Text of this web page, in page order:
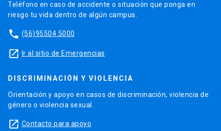
Teléfono en caso de accidente o situación que ponga en
riesgo tu vida dentro de algún campus.
phone (56)95504 5000
launch Ir al sitio de Emergencias
DISCRIMINACIÓN Y VIOLENCIA
Orientación y apoyo en casos de discriminación, violencia de
género o violencia sexual.
launch Contacto para apoyo